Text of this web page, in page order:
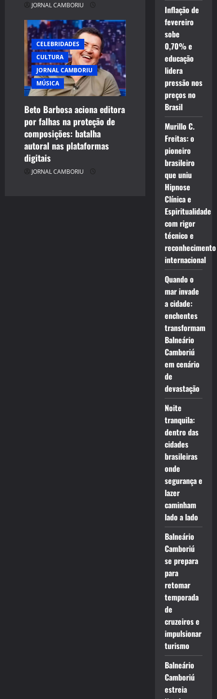
JORNAL CAMBORIU
CELEBRIDADES
CULTURA
JORNAL CAMBORIU
MÚSICA
Beto Barbosa aciona editora
por falhas na proteção de
composições: batalha
autoral nas plataformas
digitais
JORNAL CAMBORIU
Inflação de
fevereiro
sobe
0,70% e
educação
lidera
pressão nos
preços no
Brasil
Murillo C.
Freitas: o
pioneiro
brasileiro
que uniu
Hipnose
Clínica e
Espiritualidade
com rigor
técnico e
reconhecimento
internacional
Quando o
mar invade
a cidade:
enchentes
transformam
Balneário
Camboriú
em cenário
de
devastação
Noite
tranquila:
dentro das
cidades
brasileiras
onde
segurança e
lazer
caminham
lado a lado
Balneário
Camboriú
se prepara
para
retomar
temporada
de
cruzeiros e
impulsionar
turismo
Balneário
Camboriú
estreia